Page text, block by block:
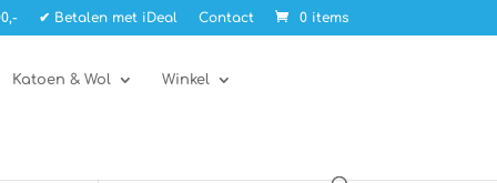
✔ Betalen met iDeal Contact 0 items
Katoen & Wol Winkel